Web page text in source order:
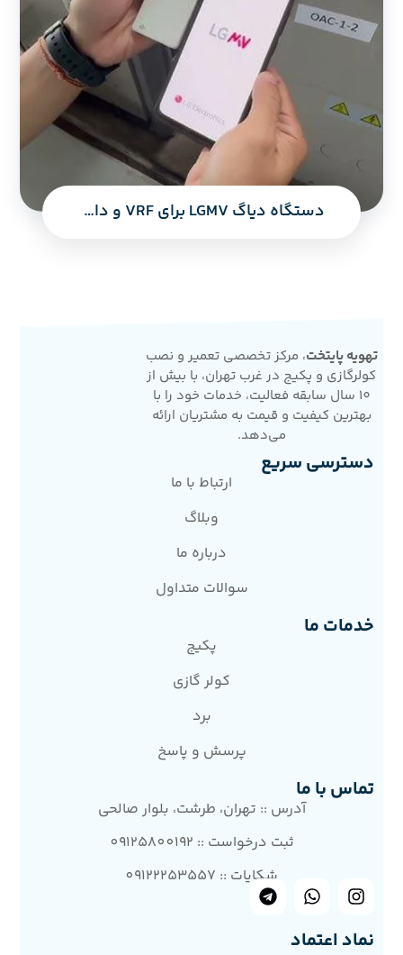
دستگاه دیاگ LGMV برای VRF و داکت اسپلیت اینورتر ال‌جی
تهویه پایتخت، مرکز تخصصی تعمیر و نصب
کولرگازی و پکیج در غرب تهران، با بیش از
10 سال سابقه فعالیت، خدمات خود را با
بهترین کیفیت و قیمت به مشتریان ارائه
می‌دهد.
دسترسی سریع
ارتباط با ما
وبلاگ
درباره ما
سوالات متداول
خدمات ما
پکیج
کولر گازی
برد
پرسش و پاسخ
تماس با ما
آدرس :: تهران، طرشت، بلوار صالحی
ثبت درخواست :: 09125800192
شکایات :: 09122253557
نماد اعتماد